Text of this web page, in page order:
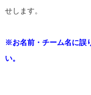
せします。
※お名前・チーム名に誤
い。